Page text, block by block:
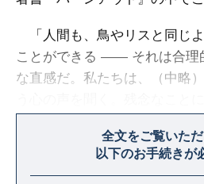
「人間も、鳥やリスと同じ
ことができる ―― それは合理
な直感だ。私たちは、（中略
で無視してしまいがちだ」
全文をご覧いただ
以下のお手続きが